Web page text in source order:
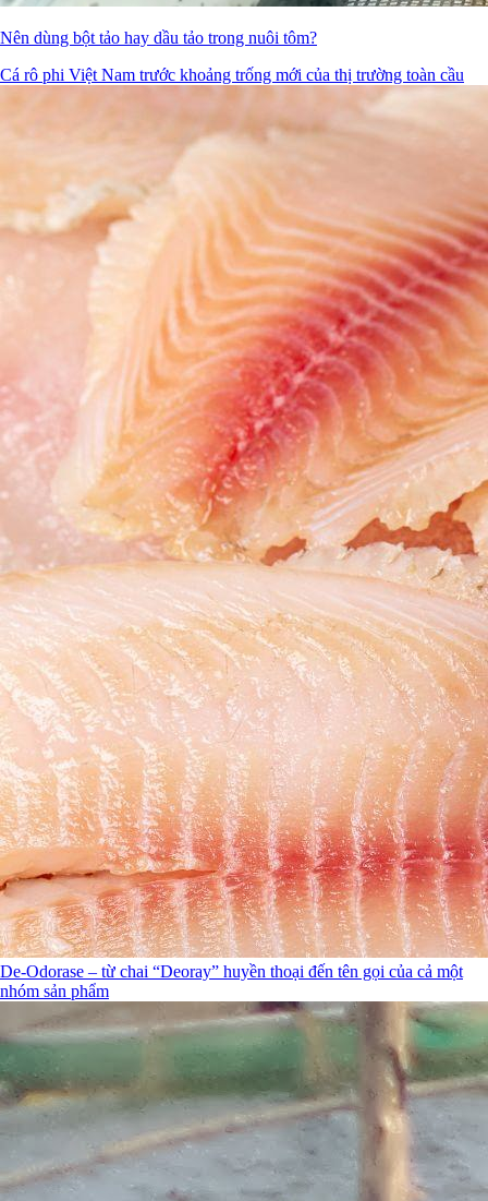
Nên dùng bột tảo hay dầu tảo trong nuôi tôm?
Cá rô phi Việt Nam trước khoảng trống mới của thị trường toàn cầu
De-Odorase – từ chai “Deoray” huyền thoại đến tên gọi của cả một
nhóm sản phẩm